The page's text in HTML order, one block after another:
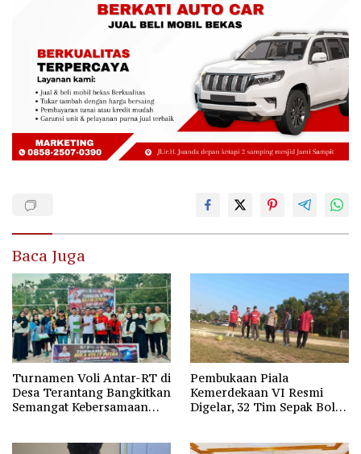
Baca Juga
Turnamen Voli Antar-RT di
Desa Terantang Bangkitkan
Semangat Kebersamaan
Pembukaan Piala
Kemerdekaan VI Resmi
Digelar, 32 Tim Sepak Bola